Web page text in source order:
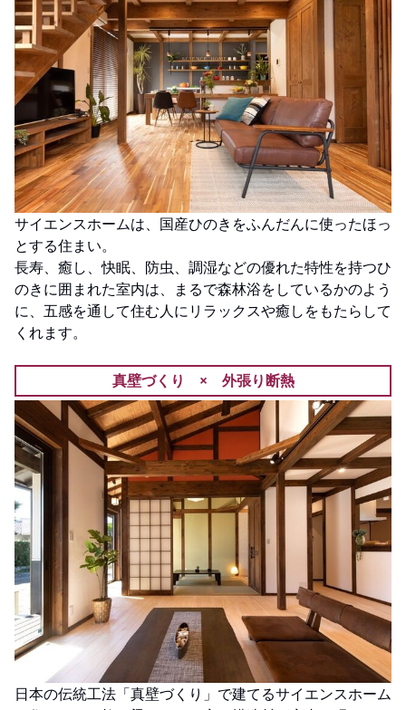
サイエンスホームは、国産ひのきをふんだんに使ったほっ
とする住まい。
長寿、癒し、快眠、防虫、調湿などの優れた特性を持つひ
のきに囲まれた室内は、まるで森林浴をしているかのよう
に、五感を通して住む人にリラックスや癒しをもたらして
くれます。
真壁づくり × 外張り断熱
日本の伝統工法「真壁づくり」で建てるサイエンスホーム